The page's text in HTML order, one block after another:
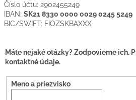
Číslo účtu: 2902455249
IBAN: SK21 8330 0000 0029 0245 5249
BIC/SWIFT: FIOZSKBAXXX
Máte nejaké otázky? Zodpovieme ich.
kontaktné údaje.
Meno a priezvisko